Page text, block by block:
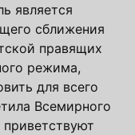
является
сближения
правящих
режима,
для всего
Всемирного